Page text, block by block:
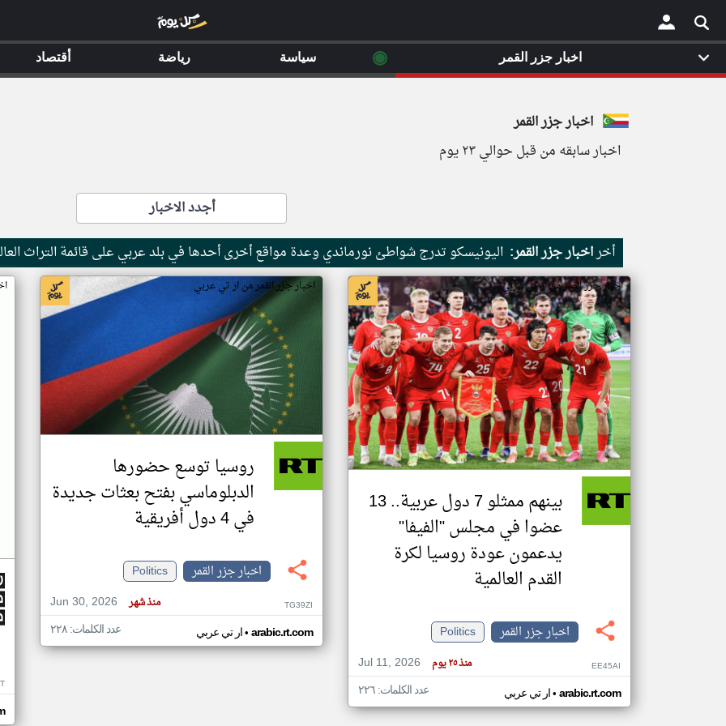
×
اخبار جزر القمر
اخبار سابقه من قبل حوالي ٢٣ يوم
أجدد الاخبار
أخراخبار جزر القمر: اليونيسكو تدرج شواطئ نورماندي وعدة مواقع أخرى أحدها في بلد عربي على قائمة التراث
اخبار جزر القمر من ار تي عربي
بينهم ممثلو 7 دول عربية.. 13
عضوا في مجلس "الفيفا"
يدعمون عودة روسيا لكرة
القدم العالمية
اخبار جزر القمر
Politics
Jul 11, 2026
منذ ٢٥ يوم EE45AI
ار تي عربي• arabic.rt.com عدد الكلمات: ٢٢٦
اخبار جزر القمر من ار تي عربي
روسيا توسع حضورها
الدبلوماسي بفتح بعثات جديدة
في 4 دول أفريقية
اخبار جزر القمر
Politics
Jun 30, 2026
منذ شهر TG39ZI
ار تي عربي• arabic.rt.com عدد الكلمات: ٢٢٨
اخبار جزر القمر ◉ سياسة رياضة أقتصاد